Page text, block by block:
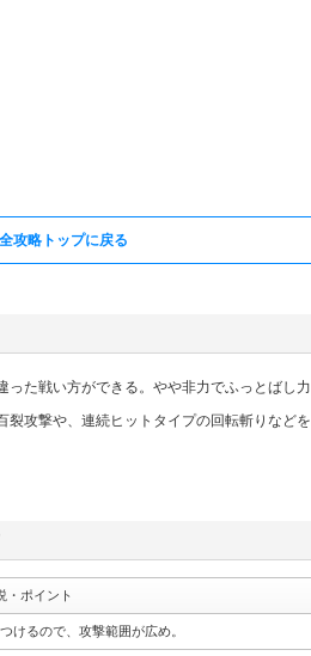
攻略トップに戻る
た戦い方ができる。やや非力でふっとばし力
攻撃や、連続ヒットタイプの回転斬りなどを
・ポイント
けるので、攻撃範囲が広め。